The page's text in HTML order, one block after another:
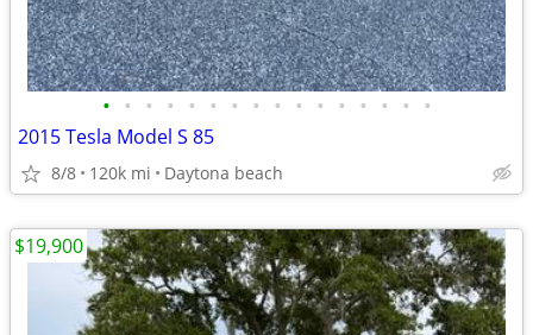
• • • • • • • • • • • • • • • •
2015 Tesla Model S 85
8/8 120k mi Daytona beach
$19,900